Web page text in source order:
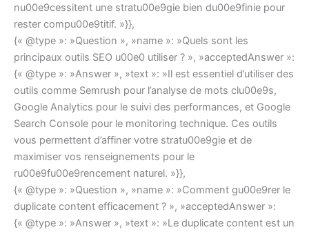
nu00e9cessitent une stratu00e9gie bien du00e9finie pour
rester compu00e9titif. »}},
{« @type »: »Question », »name »: »Quels sont les
principaux outils SEO u00e0 utiliser ? », »acceptedAnswer »:
{« @type »: »Answer », »text »: »Il est essentiel d’utiliser des
outils comme Semrush pour l’analyse de mots clu00e9s,
Google Analytics pour le suivi des performances, et Google
Search Console pour le monitoring technique. Ces outils
vous permettent d’affiner votre stratu00e9gie et de
maximiser vos renseignements pour le
ru00e9fu00e9rencement naturel. »}},
{« @type »: »Question », »name »: »Comment gu00e9rer le
duplicate content efficacement ? », »acceptedAnswer »:
{« @type »: »Answer », »text »: »Le duplicate content est un